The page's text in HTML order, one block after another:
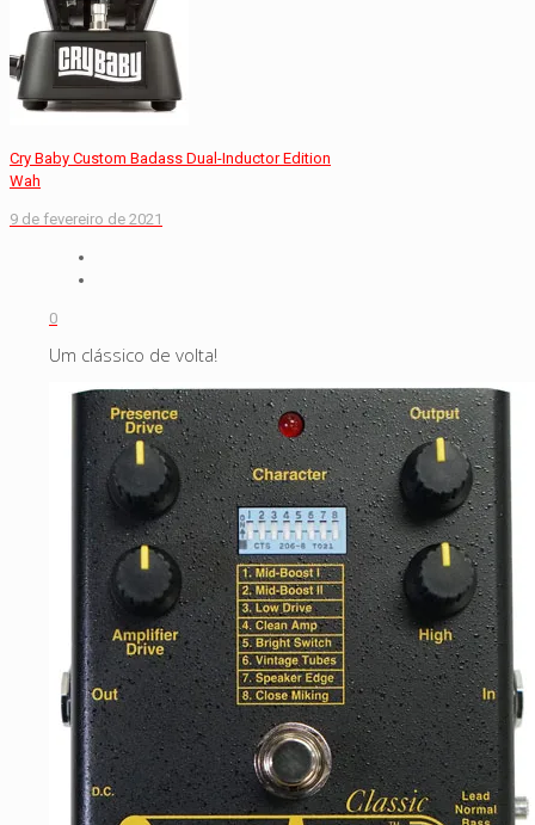
Cry Baby Custom Badass Dual-Inductor Edition
Wah
9 de fevereiro de 2021
0
Um clássico de volta!